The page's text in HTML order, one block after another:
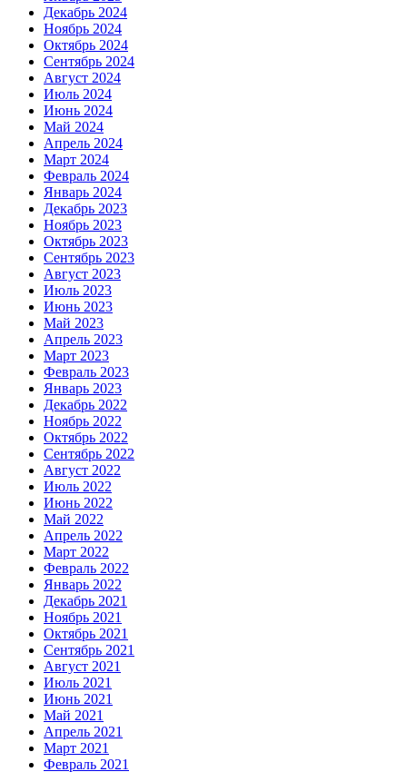
Декабрь 2024
Ноябрь 2024
Октябрь 2024
Сентябрь 2024
Август 2024
Июль 2024
Июнь 2024
Май 2024
Апрель 2024
Март 2024
Февраль 2024
Январь 2024
Декабрь 2023
Ноябрь 2023
Октябрь 2023
Сентябрь 2023
Август 2023
Июль 2023
Июнь 2023
Май 2023
Апрель 2023
Март 2023
Февраль 2023
Январь 2023
Декабрь 2022
Ноябрь 2022
Октябрь 2022
Сентябрь 2022
Август 2022
Июль 2022
Июнь 2022
Май 2022
Апрель 2022
Март 2022
Февраль 2022
Январь 2022
Декабрь 2021
Ноябрь 2021
Октябрь 2021
Сентябрь 2021
Август 2021
Июль 2021
Июнь 2021
Май 2021
Апрель 2021
Март 2021
Февраль 2021